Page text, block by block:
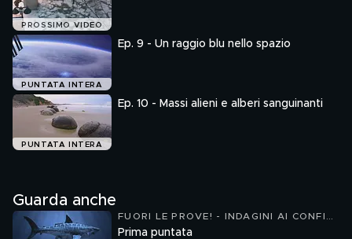
lava e acqua fredda. A Rybinsk, in Russia, gli abitanti della
città vedono una curiosa colonna bianca che si innalza
verso il cielo, formata da uno sciame di moscerini. Infine, in
Groenlandia, un pilota filma un fenomeno inquietante: del
ghiaccio che viene perforato dal basso da qualcosa di
misterioso.
PROSSIMO VIDEO
PUNTATA INTERA
Ep. 9 - Un raggio blu nello spazio
PUNTATA INTERA
Ep. 10 - Massi alieni e alberi sanguinanti
Guarda anche
FUORI LE PROVE! - INDAGINI AI CONFINI
DELLA REALTÀ 3
Prima puntata